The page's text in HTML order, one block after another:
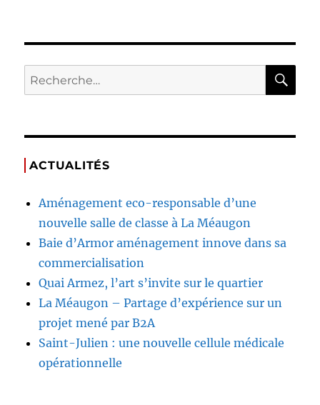
ACTUALITÉS
Aménagement eco-responsable d’une
nouvelle salle de classe à La Méaugon
Baie d’Armor aménagement innove dans sa
commercialisation
Quai Armez, l’art s’invite sur le quartier
La Méaugon – Partage d’expérience sur un
projet mené par B2A
Saint-Julien : une nouvelle cellule médicale
opérationnelle